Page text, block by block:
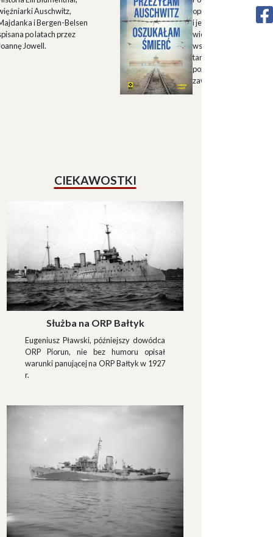
Auschwitz,
i Bergen-Belsen
po latach przez
Jowell.
opisu historii Górnego
i jego mieszkańców w
wieku oraz zapisu
wspomnień
tamtych terenów, które
pozwalają lepiej
zawiłe koleje losu
CIEKAWOSTKI
Służba na ORP Bałtyk
Eugeniusz Pławski, późniejszy dowódca
ORP Piorun, nie bez humoru opisał
warunki panującej na ORP Bałtyk w 1927
r.